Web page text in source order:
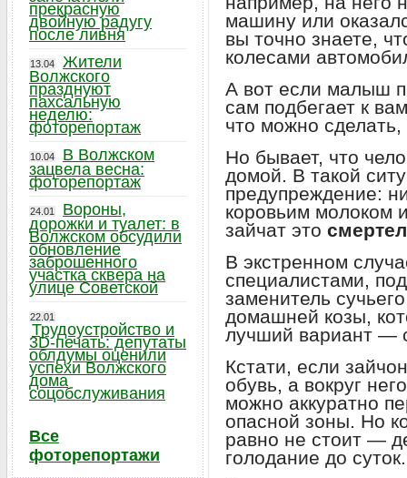
машину или
вы точно знаете,
колесами
А вот если малыш
сам подбегает к
что можно сделать,
Но бывает, что
домой. В такой
предупреждение:
коровьим молоком
зайчат это
В экстренном
специалистами,
заменитель
домашней козы,
лучший вариант —
Кстати, если
обувь, а вокруг
можно аккуратно
опасной зоны. Но
равно не стоит —
голодание до суток.
прекрасную
двойную радугу
после ливня
13.04
Жители
Волжского
празднуют
пахсальную
неделю:
фоторепортаж
10.04
В Волжском
зацвела весна:
фоторепортаж
24.01
Вороны,
дорожки и туалет: в
Волжском обсудили
обновление
заброшенного
участка сквера на
улице Советской
22.01
Трудоустройство и
3D-печать: депутаты
облдумы оценили
успехи Волжского
дома
соцобслуживания
Все
фоторепортажи